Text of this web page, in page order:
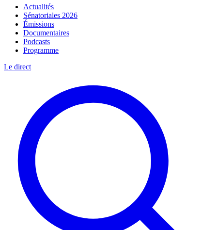
Actualités
Sénatoriales 2026
Émissions
Documentaires
Podcasts
Programme
Le direct